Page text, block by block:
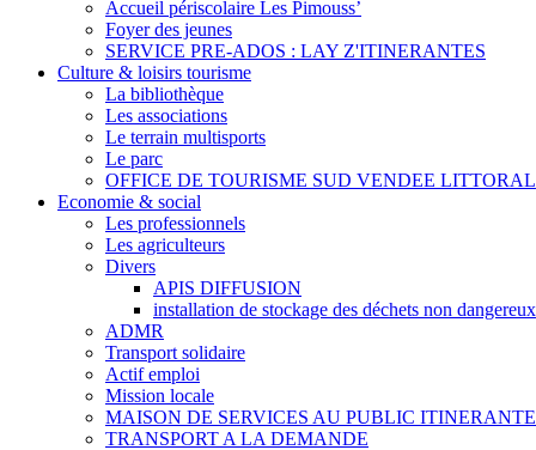
Accueil périscolaire Les Pimouss’
Foyer des jeunes
SERVICE PRE-ADOS : LAY Z'ITINERANTES
Culture & loisirs tourisme
La bibliothèque
Les associations
Le terrain multisports
Le parc
OFFICE DE TOURISME SUD VENDEE LITTORAL
Economie & social
Les professionnels
Les agriculteurs
Divers
APIS DIFFUSION
installation de stockage des déchets non dangereux
ADMR
Transport solidaire
Actif emploi
Mission locale
MAISON DE SERVICES AU PUBLIC
TRANSPORT A LA DEMANDE